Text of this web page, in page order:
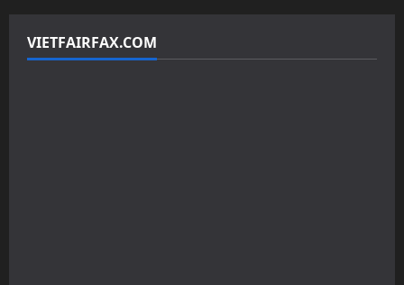
VIETFAIRFAX.COM